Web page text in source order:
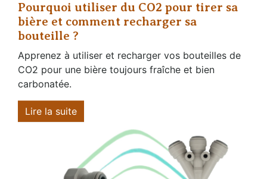
Pourquoi utiliser du CO2 pour tirer sa
bière et comment recharger sa
bouteille ?
Apprenez à utiliser et recharger vos bouteilles de
CO2 pour une bière toujours fraîche et bien
carbonatée.
Lire la suite